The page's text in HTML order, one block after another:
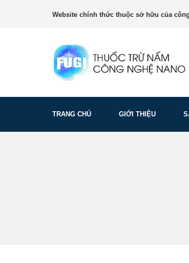
Website chính thức thuộc sở hữu của
TRANG CHỦ GIỚI THIỆU